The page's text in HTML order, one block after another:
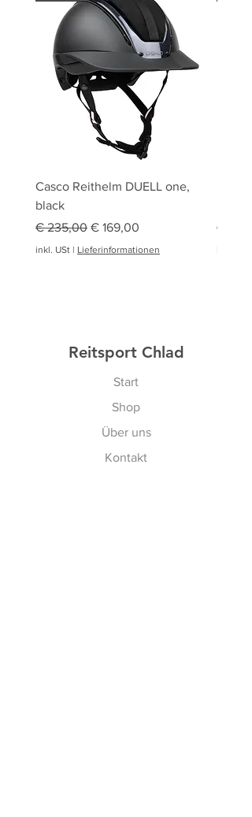
Casco Reithelm DUELL one,
black
Standardpreis
€ 235,00 Sale-Preis
€ 169,00
inkl. USt | Lieferinformationen
€
Reitsport Chlad
Start
Shop
Über uns
Kontakt